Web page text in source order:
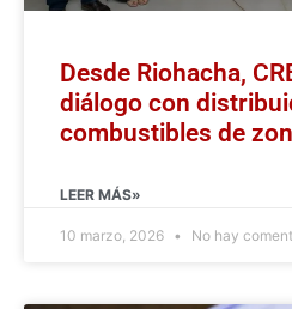
Desde Riohacha,
diálogo con
combustibles de
LEER MÁS»
10 marzo, 2026 No hay